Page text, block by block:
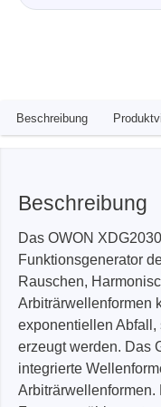
Beschreibung
Beschreibung
Das OWON
Funktionsgenerator
Rauschen,
Arbiträrwellenformen
exponentiellen Abfall,
erzeugt werden. Das
integrierte
Arbiträrwellenformen.